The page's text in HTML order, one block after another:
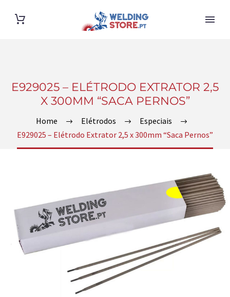
E929025 – ELÉTRODO EXTRATOR 2,5
X 300MM “SACA PERNOS”
Home Elétrodos
Especiais
E929025 – Elétrodo Extrator 2,5 x 300mm “Saca Pernos”